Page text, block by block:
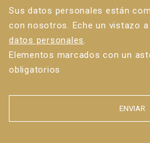
Sus datos personales están
con nosotros. Eche un vistazo
datos personales.
Elementos marcados con un
obligatorios
ENVIAR